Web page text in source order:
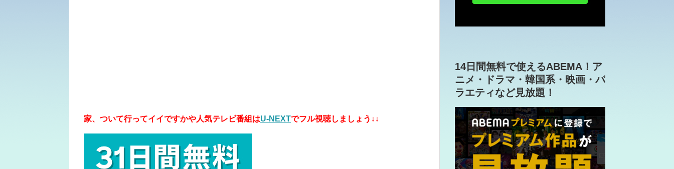
家、ついて行ってイイですかや人気テレビ番組 はU-NEXTでフル視聴しましょう↓↓
14日間無料で使えるABEMA！ア
ニメ・ドラマ・韓国系・映画・バ
ラエティなど見放題！